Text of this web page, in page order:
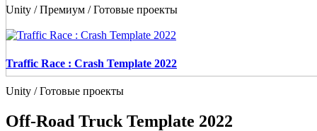
Unity / Премиум / Готовые проекты
Traffic Race : Crash Template 2022
Unity / Готовые проекты
Off-Road Truck Template 2022